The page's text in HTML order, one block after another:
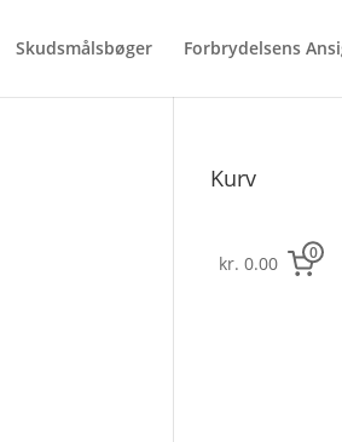
Skudsmålsbøger Forbrydelsens
Kurv
kr. 0.00 0